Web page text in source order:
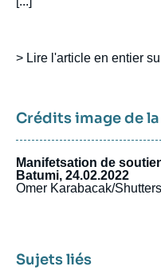
> Lire l'article en entier
Crédits image de
Manifetsation de
Batumi, 24.02.2022
Omer Karabacak/
Sujets liés